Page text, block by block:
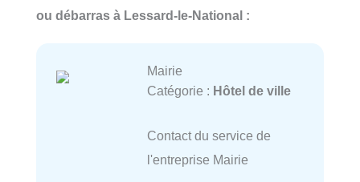
ou débarras à Lessard-le-National :
Mairie
Catégorie : Hôtel de ville
Contact du service de
l'entreprise Mairie